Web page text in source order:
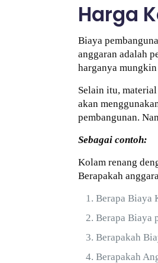
Harga
Biaya
anggaran adalah
harganya
Selain itu,
akan
pembangunan.
Sebagai contoh:
Kolam renang
Berapakah
Berapa Biaya
Berapa Biaya
Berapakah
Berapakah